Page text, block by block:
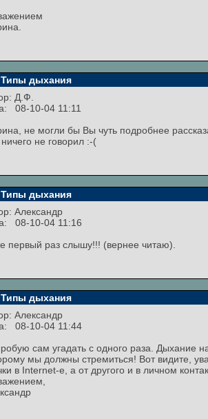
Типы дыхания
Д.Ф.
08-10-04 11:11
не могли бы Вы чуть подробнее
не говорил :-(
Типы дыхания
Александр
08-10-04 11:16
первый раз слышу!!! (вернее читаю).
Типы дыхания
Александр
08-10-04 11:44
сам угадать с одного раза. Дыхание
мы должны стремиться! Вот видите,
в Internet-е, а от другого и в личном